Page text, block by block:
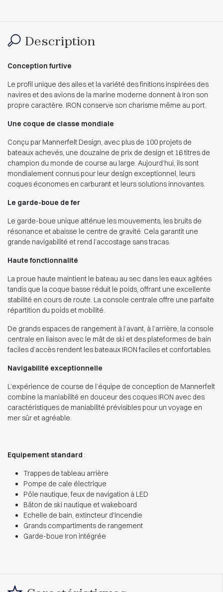
Description
Conception furtive
Le profil unique des ailes et la variété des finitions inspirées des
navires et des avions de la marine moderne donnent à Iron son
propre caractère. IRON conserve son charisme même au port.
Une coque de classe mondiale
Conçu par Mannerfelt Design, avec plus de 100 projets de
bateaux achevés, une douzaine de prix de design et 16 titres de
champion du monde de course au large. Aujourd’hui, ils sont
mondialement connus pour leur design exceptionnel, leurs
coques économes en carburant et leurs solutions innovantes.
Le garde-boue de fer
Le garde-boue unique atténue les mouvements, les bruits de
résonance et abaisse le centre de gravité. Cela garantit une
grande navigabilité et rend l’accostage sans tracas.
Haute fonctionnalité
La proue haute maintient le bateau au sec dans les eaux agitées
tandis que la coque basse réduit le poids, offrant une excellente
stabilité en cours de route. La console centrale offre une parfaite
répartition du poids et mobilité.
De grands espaces de rangement à l’avant, à l’arrière, la console
centrale en liaison avec le mât de ski et des plateformes de bain
faciles d’accès rendent les bateaux IRON faciles et confortables.
Navigabilité exceptionnelle
L’expérience de course de l’équipe de conception de Mannerfelt
combine la maniabilité en douceur des coques IRON avec des
caractéristiques de maniabilité prévisibles pour un voyage en
mer sûr et agréable.
Equipement standard :
Trappes de tableau arrière
Pompe de cale électrique
Pôle nautique, feux de navigation à LED
Bâton de ski nautique et wakeboard
Echelle de bain, extincteur d'incendie
Grands compartiments de rangement
Garde-boue Iron intégrée